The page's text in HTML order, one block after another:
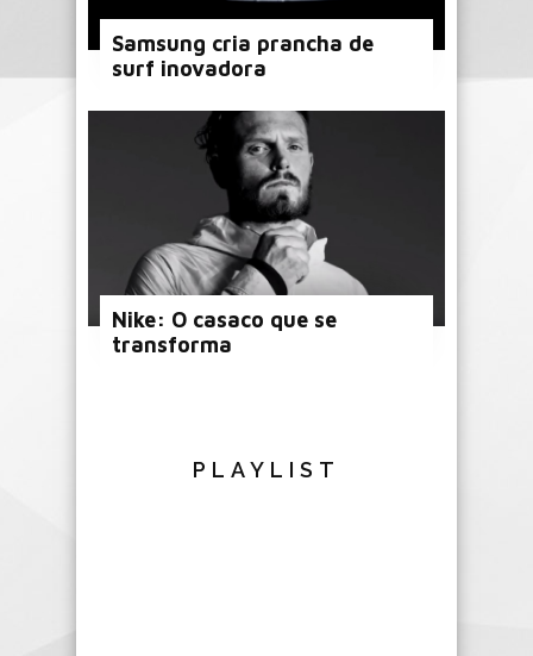
Samsung cria prancha de
surf inovadora
Nike: O casaco que se
transforma
PLAYLIST